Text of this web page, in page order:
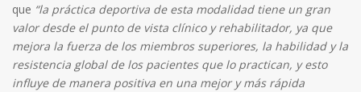
que “la práctica deportiva de esta modalidad tiene un gran
valor desde el punto de vista clínico y rehabilitador, ya que
mejora la fuerza de los miembros superiores, la habilidad y la
resistencia global de los pacientes que lo practican, y esto
influye de manera positiva en una mejor y más rápida